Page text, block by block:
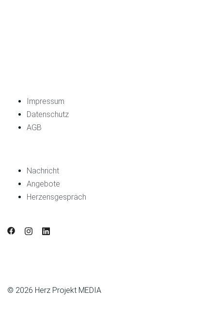
Impressum
Datenschutz
AGB
Nachricht
Angebote
Herzensgespräch
© 2026 Herz Projekt MEDIA